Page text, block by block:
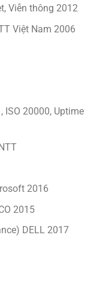
Viễn thông 2012
Việt Nam 2006
ISO 20000, Uptime
2016
2015
DELL 2017